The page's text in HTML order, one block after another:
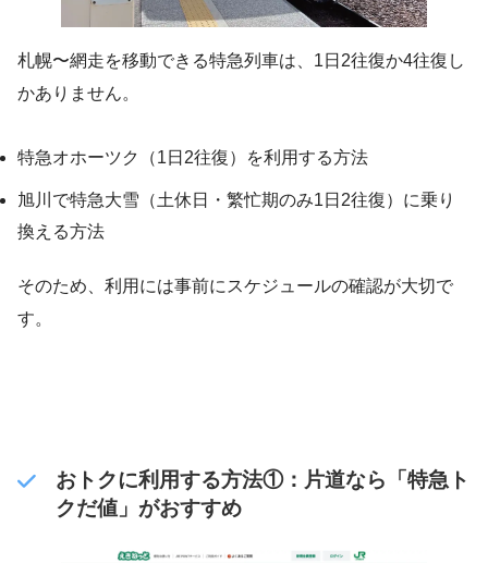
札幌〜網走を移動できる特急列車は、1日2往復か4往復し
かありません。
特急オホーツク（1日2往復）を利用する方法
旭川で特急大雪（土休日・繁忙期のみ1日2往復）に乗り
換える方法
そのため、利用には事前にスケジュールの確認が大切で
す。
おトクに利用する方法①：片道なら「特急ト
クだ値」がおすすめ